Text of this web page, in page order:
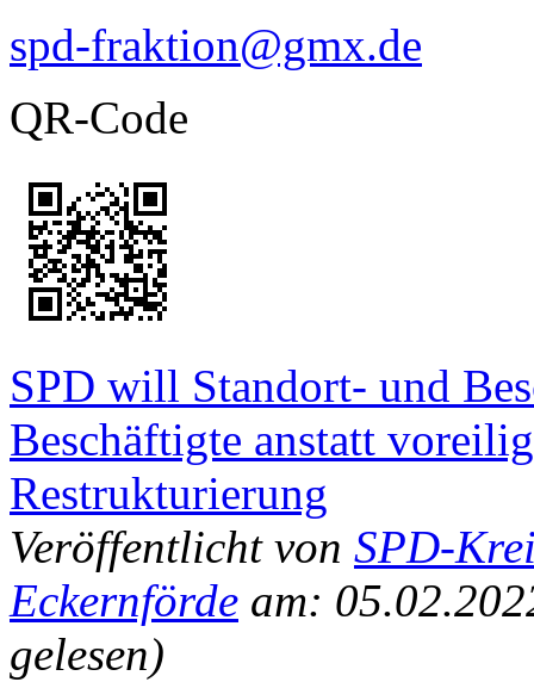
spd-fraktion@gmx.de
QR-Code
SPD will Standort- und
Beschäftigte anstatt
Restrukturierung
Veröffentlicht von SPD-
Eckernförde am:
gelesen)